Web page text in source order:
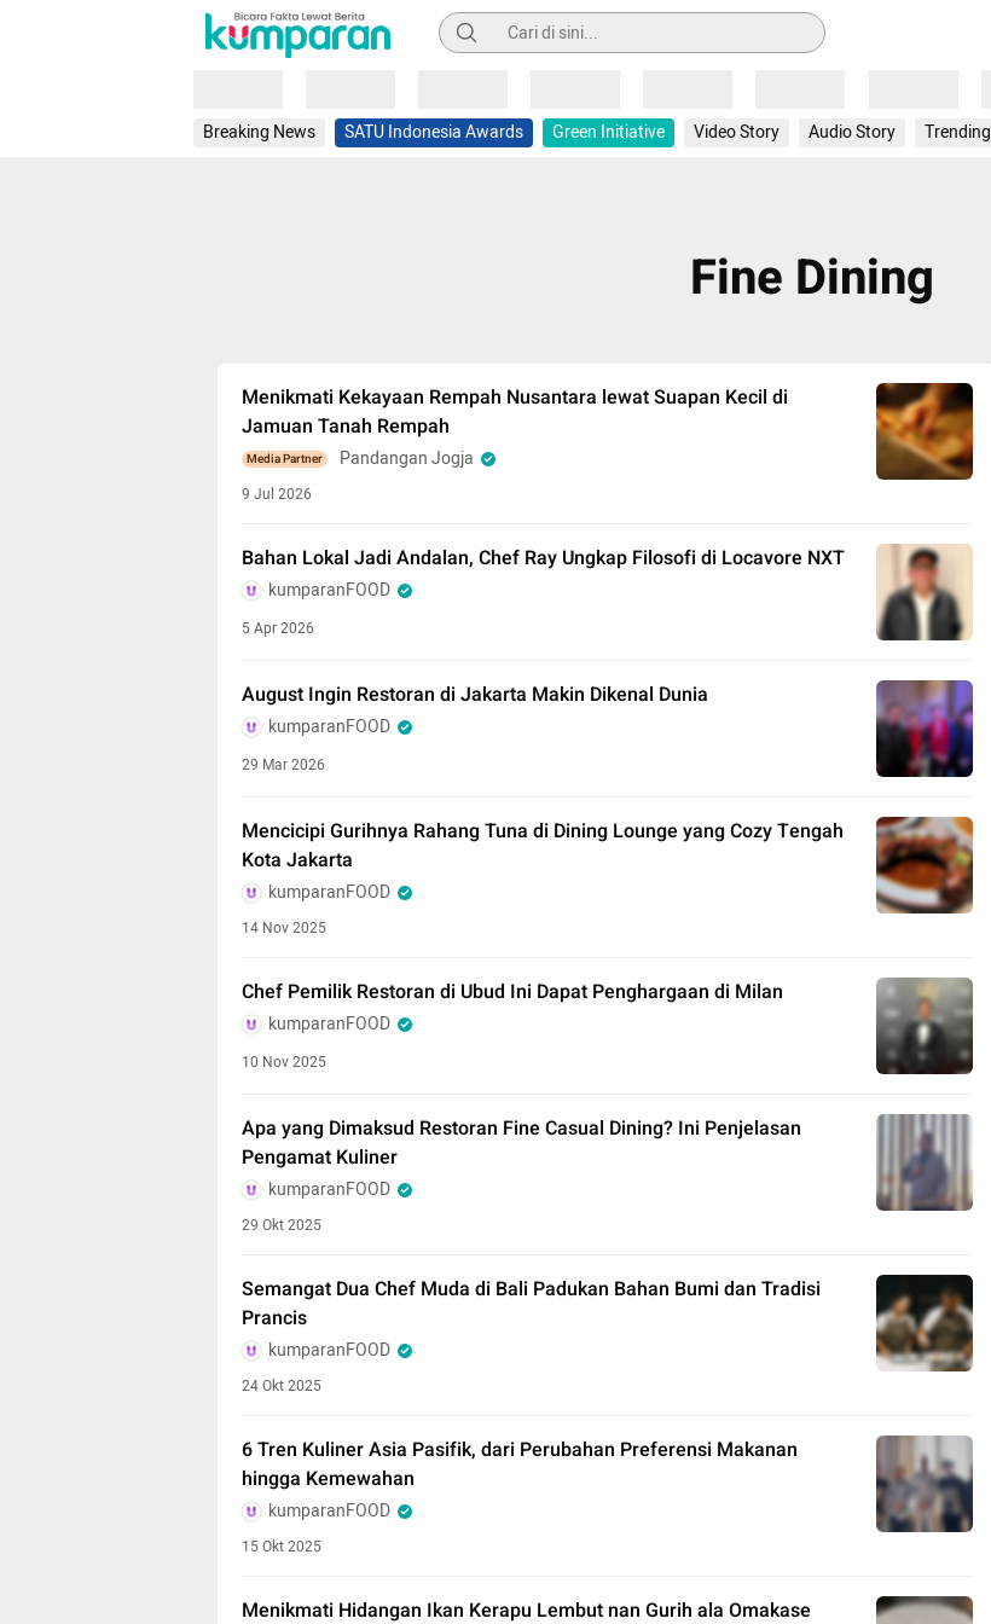
Pencarian
Breaking News SATU Indonesia Awards Green Initiative Video Story Audio Story Trending
Fine Dining
Menikmati Kekayaan Rempah Nusantara lewat Suapan Kecil di
Jamuan Tanah Rempah
Media Partner Pandangan Jogja
9 Jul 2026
Bahan Lokal Jadi Andalan, Chef Ray Ungkap Filosofi di Locavore NXT
kumparanFOOD
5 Apr 2026
August Ingin Restoran di Jakarta Makin Dikenal Dunia
kumparanFOOD
29 Mar 2026
Mencicipi Gurihnya Rahang Tuna di Dining Lounge yang Cozy Tengah
Kota Jakarta
kumparanFOOD
14 Nov 2025
Chef Pemilik Restoran di Ubud Ini Dapat Penghargaan di Milan
kumparanFOOD
10 Nov 2025
Apa yang Dimaksud Restoran Fine Casual Dining? Ini Penjelasan
Pengamat Kuliner
kumparanFOOD
29 Okt 2025
Semangat Dua Chef Muda di Bali Padukan Bahan Bumi dan Tradisi
Prancis
kumparanFOOD
24 Okt 2025
6 Tren Kuliner Asia Pasifik, dari Perubahan Preferensi Makanan
hingga Kemewahan
kumparanFOOD
15 Okt 2025
Menikmati Hidangan Ikan Kerapu Lembut nan Gurih ala Omakase